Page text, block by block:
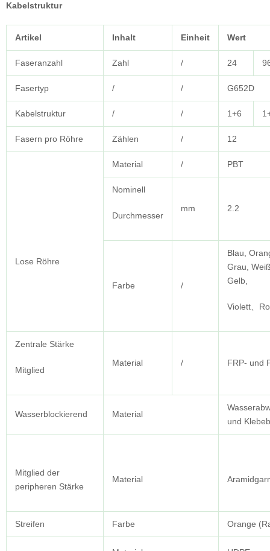
Kabelstruktur
Artikel Inhalt Einheit Wert
Faseranzahl Zahl / 24
Fasertyp / / G652D
Kabelstruktur / / 1+6
Fasern pro Röhre Zählen / 12
Lose Röhre
Material / PBT
Nominell
Durchmesser
mm 2.2
Farbe /
Blau,
Grau,
Gelb,
Violett、
Zentrale Stärke
Mitglied
Material / FRP- und
Wasserblockierend Material
und
Mitglied der
peripheren Stärke
Material
Streifen Farbe Orange